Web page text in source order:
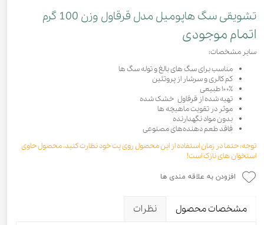
تشویقی سگ هاپومیل مدل قرقاول وزن 100 گرم
اتمام موجودی
سایر مشخصات:
مناسب برای سگ های بالغ و توله سگ ها
کم کالری و سرشار از پروتئین
۱۰۰٪ طبیعی
تهیه شده از قرقاول خشک شده
موثر در تقویت ماهیچه ها
بدون مواد نگهدارنده
فاقد طعم دهنده‌های مصنوعی
توجه: حتما در زمان استفاده از این محصول روی پت خود نظارت کنید، محصول حاوی
استخوان های نازک است!
افزودن به علاقه مندی ها
مشخصات محصول نظرات